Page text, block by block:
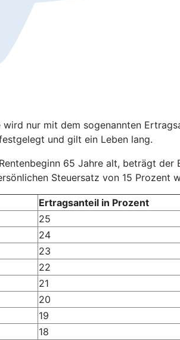
nur mit dem sogenannten
und gilt ein Leben lang.
65 Jahre alt, beträgt
Steuersatz von 15 Prozent
Ertragsanteil in Prozent
25
24
23
22
21
20
19
18